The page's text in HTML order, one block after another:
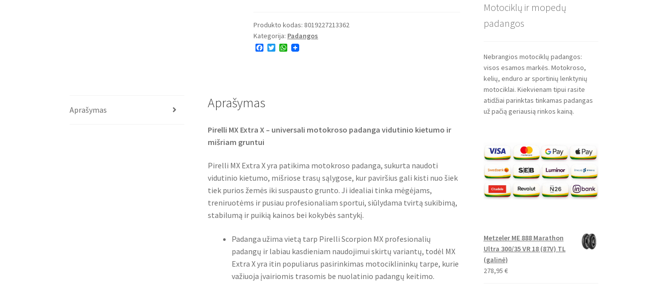
Produkto kodas: 8019227213362
Kategorija: Padangos
F
k
T
W
Aprašymas Aprašymas
Pirelli MX Extra X – universali motokroso padanga vidutinio kietumo ir
mišriam gruntui
Pirelli MX Extra X yra patikima motokroso padanga, sukurta naudoti
vidutinio kietumo, mišriose trasų sąlygose, kur paviršius gali kisti nuo šiek
tiek purios žemės iki suspausto grunto. Ji idealiai tinka mėgėjams,
treniruotėms ir pusiau profesionaliam sportui, siūlydama tvirtą sukibimą,
stabilumą ir puikią kainos bei kokybės santykį.
Padanga užima vietą tarp Pirelli Scorpion MX profesionalių
padangų ir labiau kasdieniam naudojimui skirtų variantų, todėl MX
Extra X yra itin populiarus pasirinkimas motociklininkų tarpe, kurie
važiuoja įvairiomis trasomis be nuolatinio padangų keitimo.
Motociklų ir mopedų
padangos
Nebrangios motociklų padangos:
visos esamos markės. Motokroso,
kelių, enduro ar sportinių lenktynių
motociklai. Kiekvienam tipui rasite
atidžiai parinktas tinkamas padangas
už pačią geriausią rinkos kainą.
Metzeler ME 888 Marathon
Ultra 300/35 VR 18 (87V) TL
(galinė)
278,95 €